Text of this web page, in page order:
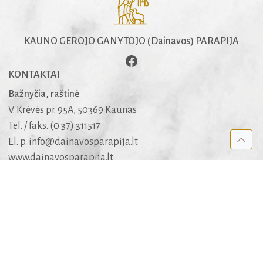
KAUNO GEROJO GANYTOJO (Dainavos) PARAPIJA
KONTAKTAI
Bažnyčia, raštinė
V. Krėvės pr. 95A, 50369 Kaunas
Tel. / faks. (0 37) 311517
El. p. info@dainavosparapija.lt
www.dainavosparapija.lt